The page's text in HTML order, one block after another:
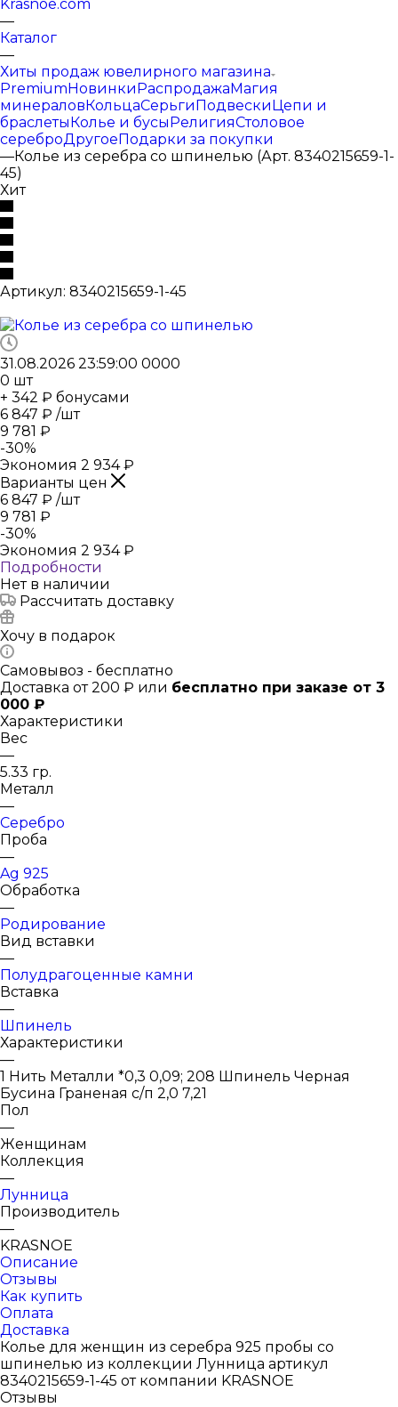
Krasnoe.com
—
Каталог
—
Хиты продаж ювелирного магазина
PremiumНовинкиРаспродажаМагия
минераловКольцаСерьгиПодвескиЦепи и
браслетыКолье и бусыРелигияСтоловое
сереброДругоеПодарки за покупки
—Колье из серебра со шпинелью (Арт. 8340215659-1-
45)
Хит
Артикул: 8340215659-1-45
31.08.2026 23:59:00 0000
0 шт
+ 342 ₽ бонусами
6 847 ₽ /шт
9 781 ₽
-30%
Экономия 2 934₽
Варианты цен
6 847 ₽ /шт
9 781 ₽
-30%
Экономия 2 934₽
Подробности
Нет в наличии
Рассчитать доставку
Хочу в подарок
Самовывоз - бесплатно
Доставка от 200 ₽ или бесплатно при заказе от 3
000 ₽
Характеристики
Вес
—
5.33 гр.
Металл
—
Серебро
Проба
—
Ag 925
Обработка
—
Родирование
Вид вставки
—
Полудрагоценные камни
Вставка
—
Шпинель
Характеристики
—
1 Нить Металли *0,3 0,09; 208 Шпинель Черная
Бусина Граненая с/п 2,0 7,21
Пол
—
Женщинам
Коллекция
—
Лунница
Производитель
—
KRASNOE
Описание
Отзывы
Как купить
Оплата
Доставка
Колье для женщин из серебра 925 пробы со
шпинелью из коллекции Лунница артикул
8340215659-1-45 от компании KRASNOE
Отзывы